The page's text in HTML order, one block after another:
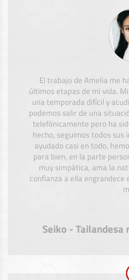
El trabajo de Amelia me
últimos etapas de mi vida.
una temporada difícil y
podemos salir de una
telefónicamente pero ha
hecho, seguimos todos sus
ayudado casi en todo,
para bien, en la parte
muy simpática, ama la
confianza a ella
Seiko - Tailandesa